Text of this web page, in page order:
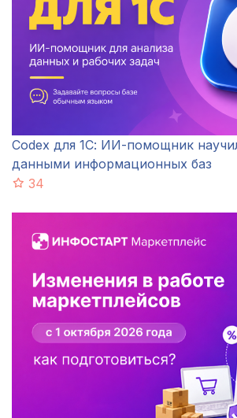
Codex для 1С: ИИ-помощник
данными информационных баз
34